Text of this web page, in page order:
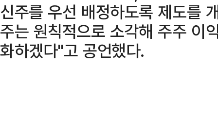
신주를 우선 배정하도록 제도를
주는 원칙적으로 소각해 주주 이
화하겠다"고 공언했다.